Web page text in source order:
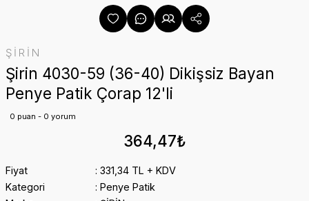
ŞİRİN
Şirin 4030-59 (36-40) Dikişsiz Bayan
Penye Patik Çorap 12'li
0 puan - 0 yorum
364,47₺
Fiyat
331,34 TL + KDV
Kategori
Penye Patik